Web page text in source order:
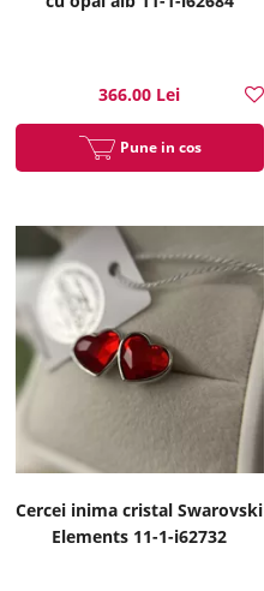
366.00 Lei
Pune in cos
Cercei inima cristal Swarovski
Elements 11-1-i62732